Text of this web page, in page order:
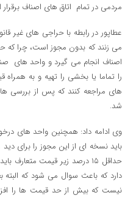
مردمی در تمام اتاق های اصناف
عطاپور در رابطه با حراجی های غیر
می زنند که بدون مجوز است، چرا که
اصناف انجام می گیرد و واحد های
را تماما یا بخشی را تهیه و به
های مراجعه کنند که پس از بررسی
شد.
وی ادامه داد: همچنین واحد های
باید نسخه ای از این مجوز را برای
دارد که باعث سوال می شود که البته
نیست که بیش از حد قیمت ها را